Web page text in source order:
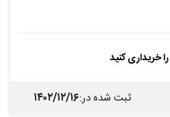
خریداری کنید
ثبت شده در:۱۴۰۲/۱۲/۱۶